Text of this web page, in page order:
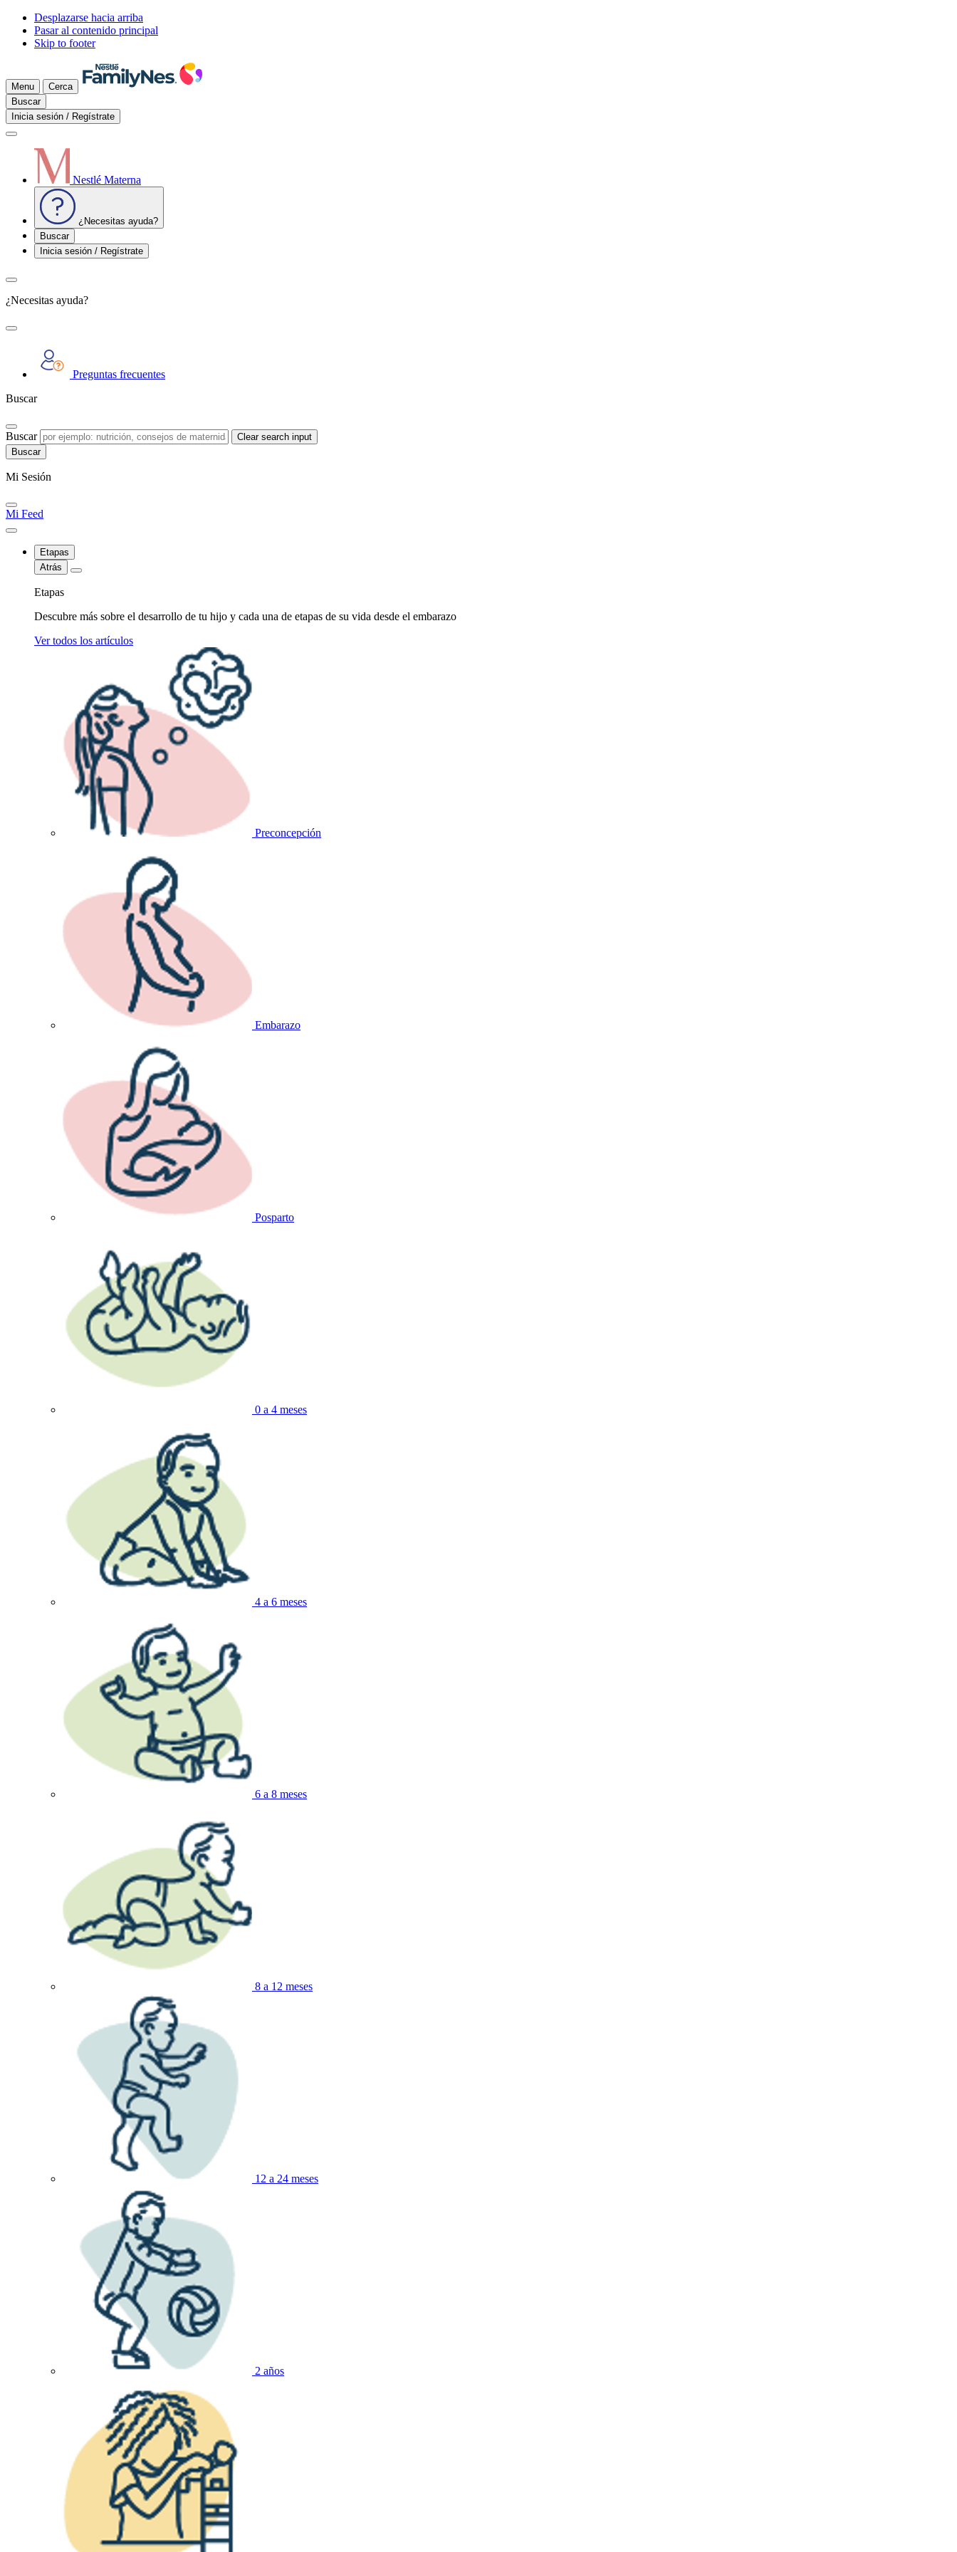
Desplazarse hacia arriba
Pasar al contenido principal
Skip to footer
Menu
Cerca
Buscar
Inicia sesión / Regístrate
Nestlé Materna
¿Necesitas ayuda?
Buscar
Inicia sesión / Regístrate
¿Necesitas ayuda?
Preguntas frecuentes
Buscar
Buscar Clear search input
Mi Sesión
Mi Feed
Etapas
Atrás
Etapas
Descubre más sobre el desarrollo de tu hijo y cada una de etapas de su vida desde el embarazo
Ver todos los artículos
Preconcepción
Embarazo
Posparto
0 a 4 meses
4 a 6 meses
6 a 8 meses
8 a 12 meses
12 a 24 meses
2 años